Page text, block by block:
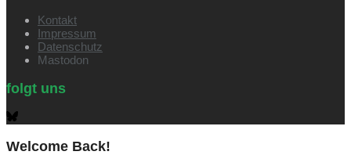
Kontakt
Impressum
Datenschutz
Mastodon
folgt uns
Welcome Back!